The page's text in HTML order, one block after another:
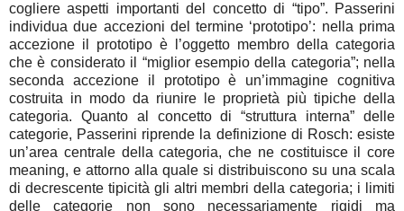
cogliere aspetti importanti del concetto di “tipo”. Passerini
individua due accezioni del termine ‘prototipo’: nella prima
accezione il prototipo è l’oggetto membro della categoria
che è considerato il “miglior esempio della categoria”; nella
seconda accezione il prototipo è un’immagine cognitiva
costruita in modo da riunire le proprietà più tipiche della
categoria. Quanto al concetto di “struttura interna” delle
categorie, Passerini riprende la definizione di Rosch: esiste
un’area centrale della categoria, che ne costituisce il core
meaning, e attorno alla quale si distribuiscono su una scala
di decrescente tipicità gli altri membri della categoria; i limiti
delle categorie non sono necessariamente rigidi ma